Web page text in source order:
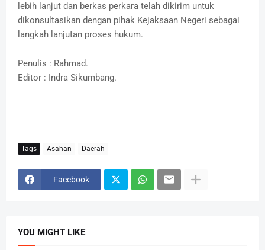
lebih lanjut dan berkas perkara telah dikirim untuk
dikonsultasikan dengan pihak Kejaksaan Negeri sebagai
langkah lanjutan proses hukum.
Penulis : Rahmad.
Editor : Indra Sikumbang.
Tags Asahan Daerah
Facebook
YOU MIGHT LIKE